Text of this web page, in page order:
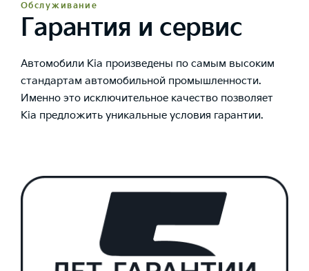
Обслуживание
Гарантия и сервис
Автомобили Kia произведены по самым высоким
стандартам автомобильной промышленности.
Именно это исключительное качество позволяет
Kia предложить уникальные условия гарантии.